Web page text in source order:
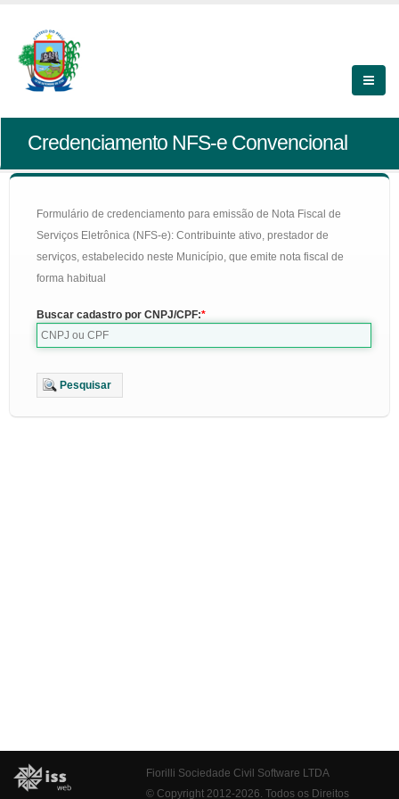
Credenciamento NFS-e Convencional
Formulário de credenciamento para emissão de Nota Fiscal de
Serviços Eletrônica (NFS-e): Contribuinte ativo, prestador de
serviços, estabelecido neste Município, que emite nota fiscal de
forma habitual
Buscar cadastro por CNPJ/CPF:
Pesquisar
Fiorilli Sociedade Civil Software LTDA
© Copyright 2012-2026. Todos os Direitos